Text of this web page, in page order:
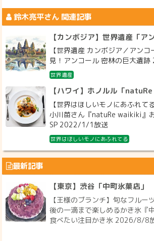
鈴木亮平さん 関連記事
【カンボジア】世界遺産「ア
【世界遺産 カンボジア／アン
見！アンコール 密林の巨大遺
世界遺産
【ハワイ】ホノルル「
【世界はほしいモノにあふれて
小川苗さん『natuRe waikiki』
SP 2022/1/1放送
世界はほしいモノにあふれてる
最新記事
【東京】渋谷「中町氷菓店」
【王様のブランチ】旬なフルー
後の一滴まで楽しめるかき氷『
食べたい注目かき氷 2026/8/8